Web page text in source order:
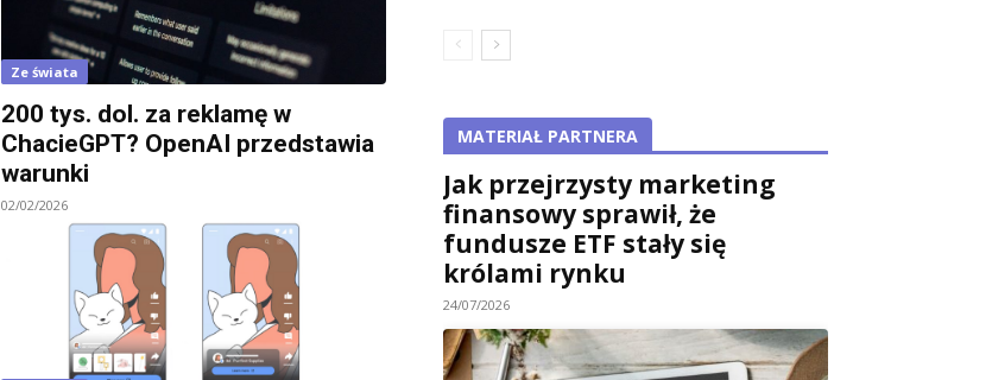
Ze świata
200 tys. dol. za reklamę w
ChacieGPT? OpenAI przedstawia
warunki
02/02/2026
MATERIAŁ PARTNERA
Jak przejrzysty marketing
finansowy sprawił, że
fundusze ETF stały się
królami rynku
24/07/2026